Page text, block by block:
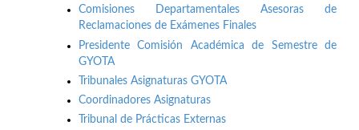
Comisiones Departamentales Asesoras de
Reclamaciones de Exámenes Finales
Presidente Comisión Académica de Semestre de
GYOTA
Tribunales Asignaturas GYOTA
Coordinadores Asignaturas
Tribunal de Prácticas Externas